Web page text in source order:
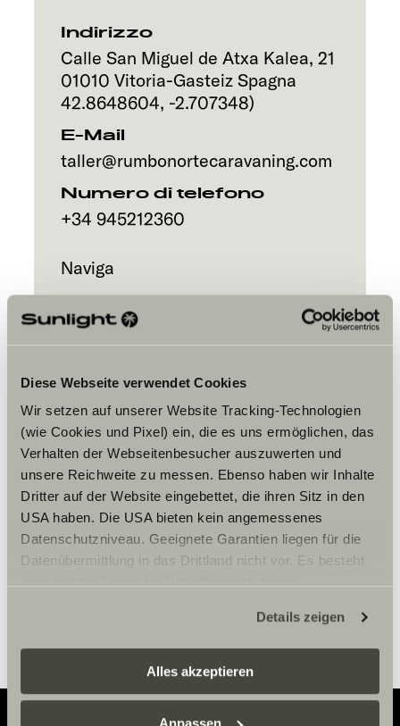
Diese Webseite verwendet Cookies
Wir setzen auf unserer Website Tracking-Technologien
(wie Cookies und Pixel) ein, die es uns ermöglichen, das
Verhalten der Webseitenbesucher auszuwerten und
unsere Reichweite zu messen. Ebenso haben wir Inhalte
Dritter auf der Website eingebettet, die ihren Sitz in den
USA haben. Die USA bieten kein angemessenes
Datenschutzniveau. Geeignete Garantien liegen für die
Datenübermittlung in das Drittland nicht vor. Es besteht
zustehen. Eingesetzte Dienstleister können Daten für
eigene Zwecke verarbeiten und mit anderen Daten
zusammenführen. Weitere Informationen finden Sie hier:
Datenschutzerklärung
Details zeigen
Alles akzeptieren
Indirizzo
Calle San Miguel de Atxa Kalea, 21
01010 Vitoria-Gasteiz Spagna
42.8648604, -2.707348)
E-Mail
taller@rumbonortecaravaning.com
Numero di telefono
+34 945212360
Naviga
Per visualizzare il contenuto,
accettare i cookies marketing.
Impostazioni Cookie